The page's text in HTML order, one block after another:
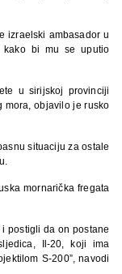
izraelski ambasador u
kako bi mu se uputio
u sirijskoj provinciji
mora, objavilo je rusko
situaciju za ostale
mornarička fregata
postigli da on postane
Il-20, koji ima
S-200”, navodi